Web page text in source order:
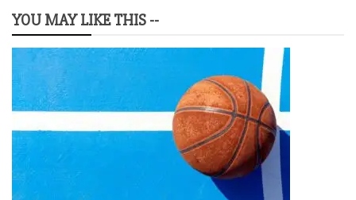
YOU MAY LIKE THIS --